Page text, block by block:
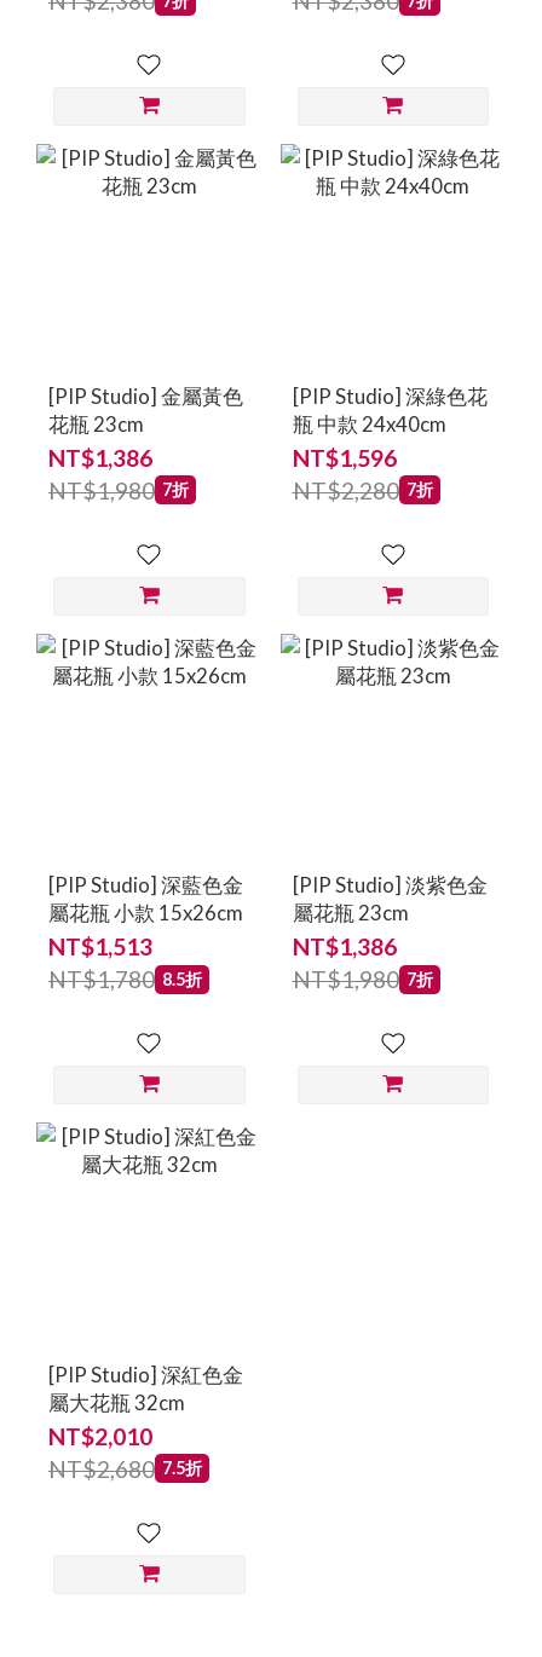
[PIP Studio] 金屬黃色
花瓶 23cm
NT$1,386
NT$1,980 7折
[PIP Studio] 深綠色花
瓶 中款 24x40cm
NT$1,596
NT$2,280 7折
[PIP Studio] 深藍色金
屬花瓶 小款 15x26cm
NT$1,513
NT$1,780 8.5折
[PIP Studio] 淡紫色金
屬花瓶 23cm
NT$1,386
NT$1,980 7折
[PIP Studio] 深紅色金
屬大花瓶 32cm
NT$2,010
NT$2,680 7.5折